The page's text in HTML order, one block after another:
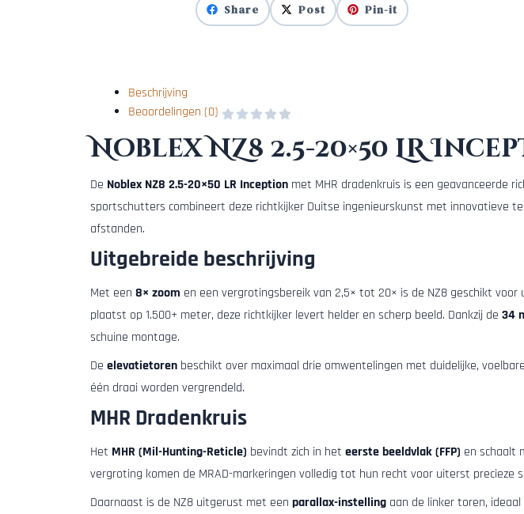
Share Post Pin-it
Beschrijving
Beoordelingen (0)
Noblex NZ8 2.5-20×50 LR
De Noblex NZ8 2.5-20×50 LR Inceptionmet MHR dradenkruis is een geavanceerde
sportschutters combineert deze richtkijker Duitse ingenieurskunst met innovatieve
afstanden.
Uitgebreide beschrijving
Met een 8× zoom en een vergrotingsbereik van 2,5× tot 20× is de NZ8 geschikt
plaatst op 1.500+ meter, deze richtkijker levert helder en scherp beeld. Dankzij de 34
schuine montage.
De elevatietorenbeschikt over maximaal drie omwentelingen met duidelijke,
één draai worden vergrendeld.
MHR Dradenkruis
Het MHR (Mil-Hunting-Reticle) bevindt zich in het eerste beeldvlak (FFP) en schaalt
vergroting komen de MRAD-markeringen volledig tot hun recht voor uiterst
Daarnaast is de NZ8 uitgerust met een parallax-instellingaan de linker toren,